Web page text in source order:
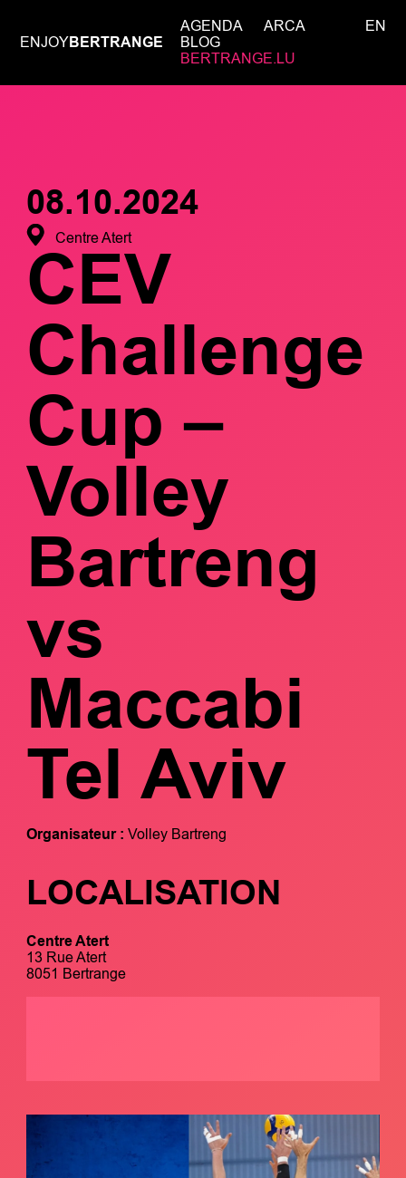
ENJOYBERTRANGE
AGENDA
ARCA
BLOG
BERTRANGE.LU
EN
08.10.2024
Centre Atert
CEV
Challenge
Cup –
Volley
Bartreng
vs
Maccabi
Tel Aviv
Organisateur : Volley Bartreng
LOCALISATION
Centre Atert
13 Rue Atert
8051 Bertrange